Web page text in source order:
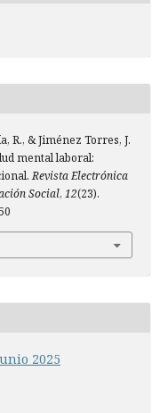
R., & Jiménez Torres, J.
mental laboral:
Revista Electrónica
Social, 12(23).
2025